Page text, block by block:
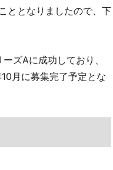
ととなりましたので、下
ズAに成功しており、
月に募集完了予定とな